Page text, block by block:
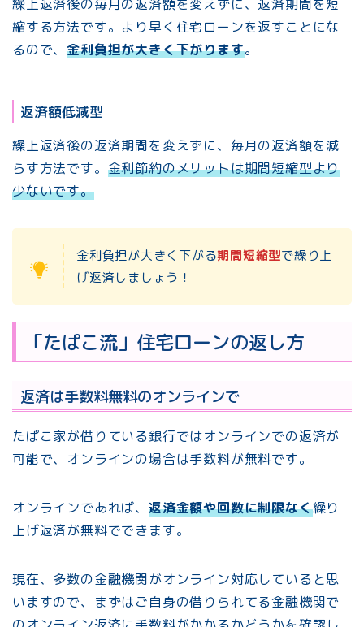
繰上返済後の毎月の返済額を変えずに、返済期間を短
縮する方法です。より早く住宅ローンを返すことにな
るので、金利負担が大きく下がります。
返済額低減型
繰上返済後の返済期間を変えずに、毎月の返済額を減
らす方法です。 金利節約のメリットは期間短縮型より
少ないです。
金利負担が大きく下がる期間短縮型で繰り上
げ返済しましょう！
「たぱこ流」住宅ローンの返し方
返済は手数料無料のオンラインで
たぱこ家が借りている銀行ではオンラインでの返済が
可能で、オンラインの場合は手数料が無料です。
オンラインであれば、 返済金額や回数に制限なく繰り
上げ返済が無料でできます。
現在、多数の金融機関がオンライン対応していると思
いますので、まずはご自身の借りられてる金融機関で